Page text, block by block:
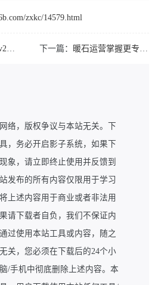
zxkc/14579.html
版 下一篇： 暖石运营掌握更专业的技能360课时个人发展
络，版权争议与本站无关。下
，务必开启影子系统，如果下
象，请立即终止使用并反馈到
发布的所有内容仅限用于学习
上述内容用于商业或者非法用
请下载者自负，我们不保证内
过使用本站工具或内容，随之
关，您必须在下载后的24个小
/手机中彻底删除上述内容。本